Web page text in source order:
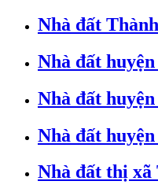
Nhà đất
Nhà đất
Nhà đất
Nhà đất
Nhà đất thị xã